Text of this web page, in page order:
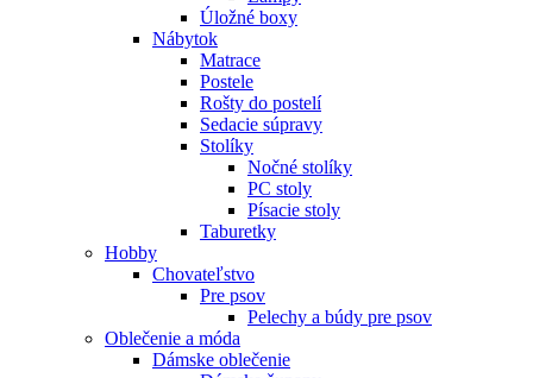
Úložné boxy
Nábytok
Matrace
Postele
Rošty do postelí
Sedacie súpravy
Stolíky
Nočné stolíky
PC stoly
Písacie stoly
Taburetky
Hobby
Chovateľstvo
Pre psov
Pelechy a búdy pre psov
Oblečenie a móda
Dámske oblečenie